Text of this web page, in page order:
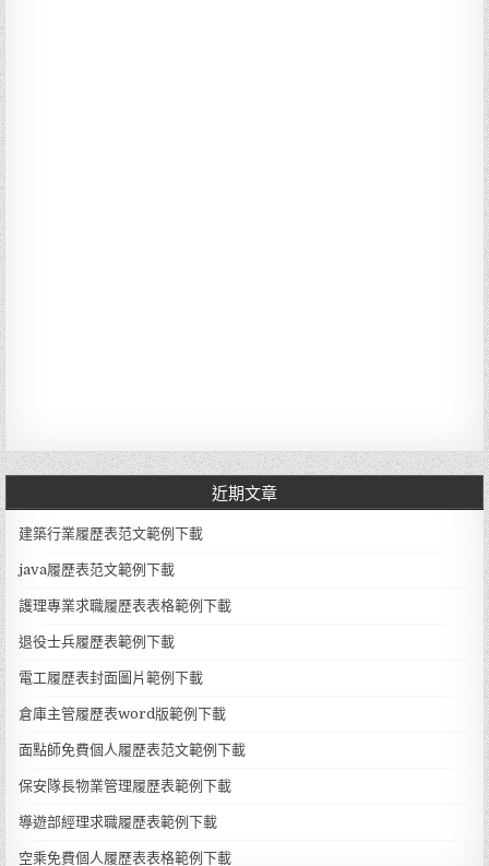
近期文章
建築行業履歷表范文範例下載
java履歷表范文範例下載
護理專業求職履歷表表格範例下載
退役士兵履歷表範例下載
電工履歷表封面圖片範例下載
倉庫主管履歷表word版範例下載
面點師免費個人履歷表范文範例下載
保安隊長物業管理履歷表範例下載
導遊部經理求職履歷表範例下載
空乘免費個人履歷表表格範例下載